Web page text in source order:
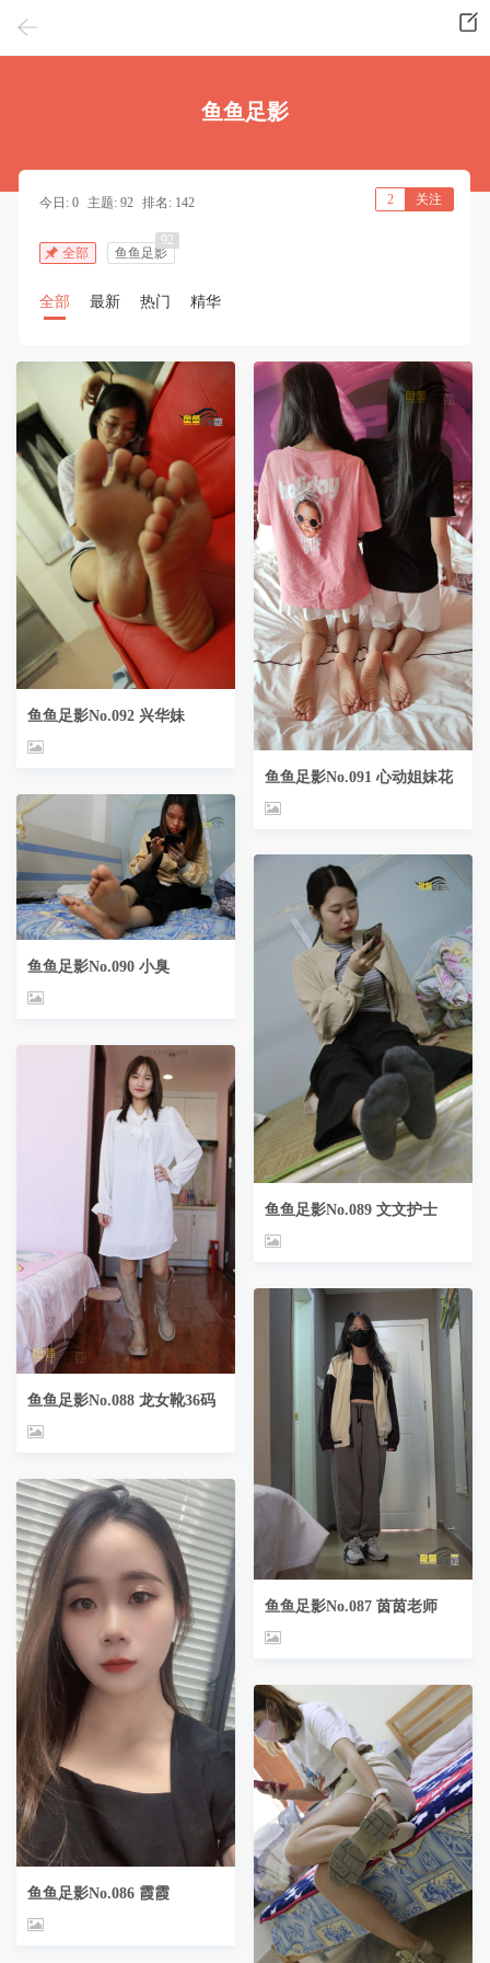
鱼鱼足影
今日: 0 主题: 92 排名: 142 2 关注
全部 鱼鱼足影
92
全部 最新 热门 精华
鱼鱼足影No.092 兴华妹
鱼鱼足影No.090 小臭
鱼鱼足影No.088 龙女靴36码
鱼鱼足影No.086 霞霞
鱼鱼足影No.091 心动姐妹花
鱼鱼足影No.089 文文护士
鱼鱼足影No.087 茵茵老师